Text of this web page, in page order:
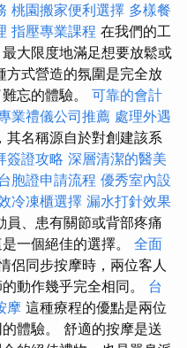
桃園搬家便利選擇 多樣餐
指壓專業課程 在我們的工
大限度地滿足想要放鬆或
方式營造的氛圍是完全放
忘的體驗。 可靠的會計
業禮儀公司推薦 處理外遇
其名稱源自於對創建該系
簽證攻略 深層清潔的醫美
胞證申請流程 優秀室內設
冷凍櫃選擇 漏水打針效果
員、患有關節或背部疼痛
一個絕佳的選擇。 全面
侶同步按摩時，兩位客人
動作幾乎完全相同。 台
摩 這種療程的優點是兩位
體驗。 舒適的按摩是送